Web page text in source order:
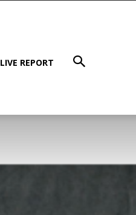
LIVE REPORT